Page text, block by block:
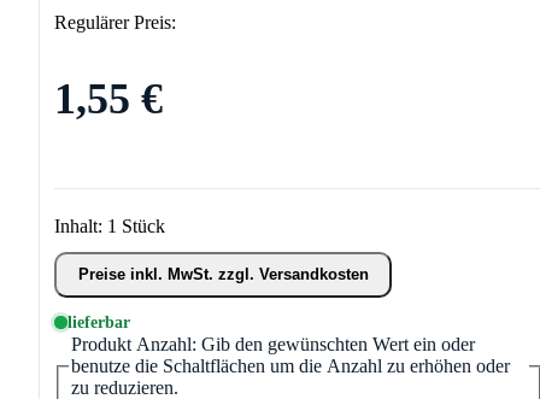
Regulärer Preis:
1,55 €
Inhalt: 1 Stück
Preise inkl. MwSt. zzgl. Versandkosten
lieferbar
Produkt Anzahl: Gib den gewünschten Wert ein oder
benutze die Schaltflächen um die Anzahl zu erhöhen oder
zu reduzieren.